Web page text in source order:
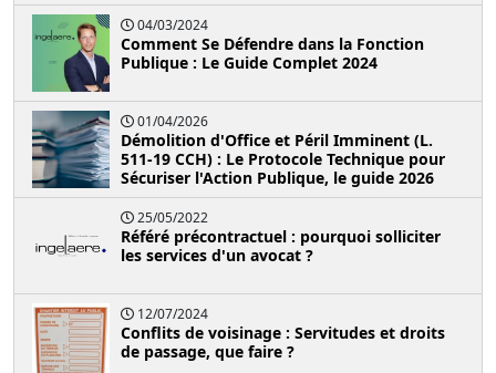
04/03/2024
Comment Se Défendre dans la Fonction
Publique : Le Guide Complet 2024
01/04/2026
Démolition d'Office et Péril Imminent (L.
511-19 CCH) : Le Protocole Technique pour
Sécuriser l'Action Publique, le guide 2026
25/05/2022
Référé précontractuel : pourquoi solliciter
les services d'un avocat ?
12/07/2024
Conflits de voisinage : Servitudes et droits
de passage, que faire ?